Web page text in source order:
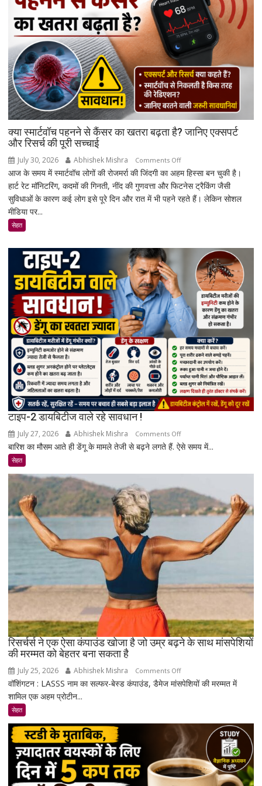
कर
सकेंगे
आपका
मोबाइल-
लैपटॉप
लॉक,
1
जनवरी
2027
से
नए
क्या स्मार्टवॉच पहनने से कैंसर का खतरा बढ़ता है? जानिए एक्सपर्ट
और रिसर्च की पूरी सच्चाई
July 30, 2026 Abhishek Mishra Comments Offon
क्या
स्मार्टवॉच
पहनने
खतरा
एक्सपर्ट
और
रिसर्च
की
पूरी
सच्चाई
आज के समय में स्मार्टवॉच लोगों की रोजमर्रा की जिंदगी का अहम हिस्सा बन चुकी है।
हार्ट रेट मॉनिटरिंग, कदमों की गिनती, नींद की गुणवत्ता और फिटनेस ट्रैकिंग जैसी
सुविधाओं के कारण कई लोग इसे पूरे दिन और रात में भी पहने रहते हैं। लेकिन सोशल
मीडिया पर...
सेहत
टाइप-2 डायबिटीज वाले रहे सावधान !
July 27, 2026 Abhishek Mishra Comments Offon
टाइप-2
वाले
सावधान
!
बारिश का मौसम आते ही डेंगू के मामले तेजी से बढ़ने लगते हैं. ऐसे समय में...
सेहत
रिसर्चर्स ने एक ऐसा कंपाउंड खोजा है जो उम्र बढ़ने के साथ मांसपेशियों
की मरम्मत को बेहतर बना सकता है
July 25, 2026 Abhishek Mishra Comments Offon
रिसर्चर्स
ऐसा
कंपाउंड
खोजा
है
जो
वॉशिंगटन : LASSS नाम का सल्फर-बेस्ड कंपाउंड, डैमेज मांसपेशियों की मरम्मत में
शामिल एक अहम प्रोटीन...
सेहत